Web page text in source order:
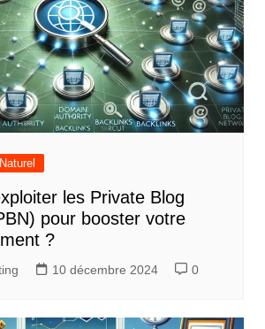
les Private Blog
pour booster votre
?
10 décembre 2024 0